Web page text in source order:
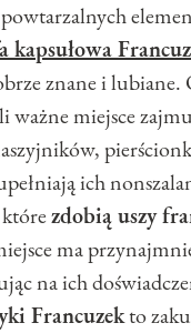
kapsułowa
znane i lubiane.
ważne miejsce
ich
zdobią uszy
ma
na ich
Francuzekto